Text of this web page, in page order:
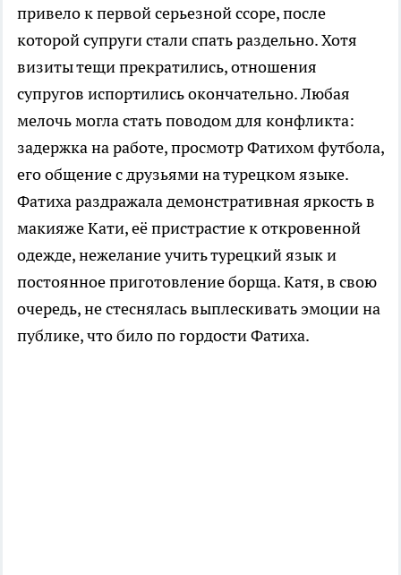
привело к первой серьезной ссоре, после
которой супруги стали спать раздельно. Хотя
визиты тещи прекратились, отношения
супругов испортились окончательно. Любая
мелочь могла стать поводом для конфликта:
задержка на работе, просмотр Фатихом футбола,
его общение с друзьями на турецком языке.
Фатиха раздражала демонстративная яркость в
макияже Кати, её пристрастие к откровенной
одежде, нежелание учить турецкий язык и
постоянное приготовление борща. Катя, в свою
очередь, не стеснялась выплескивать эмоции на
публике, что било по гордости Фатиха.